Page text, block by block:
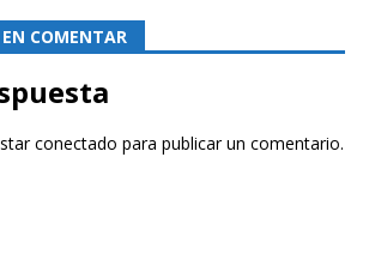
EN COMENTAR
conectado para publicar un comentario.